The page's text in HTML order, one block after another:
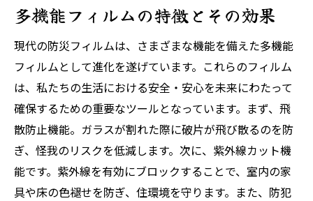
多機能フィルムの特徴とその効果
現代の防災フィルムは、さまざまな機能を備えた多機能
フィルムとして進化を遂げています。これらのフィルム
は、私たちの生活における安全・安心を未来にわたって
確保するための重要なツールとなっています。まず、飛
散防止機能。ガラスが割れた際に破片が飛び散るのを防
ぎ、怪我のリスクを低減します。次に、紫外線カット機
能です。紫外線を有効にブロックすることで、室内の家
具や床の色褪せを防ぎ、住環境を守ります。また、防犯